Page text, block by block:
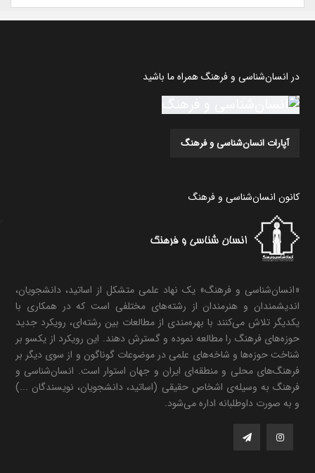
در انسان‌شناسی و فرهنگ همراه ما باشید
آپارات انسان‌شناسی و فرهنگ
کانون انسان‌شناسی و فرهنگ
«انسان‌شناسی و فرهنگ» یک نهاد علمی متشکل از اساتید، دانشجویان،
اندیشمندان و هنرمندان از رشته‌های مختلفی است که در همکاری با
یکدیگر تلاش می‌کنند با بهره‌مندی از مطالعات بین رشته‌ای، رویکرد جدید
حوزه‌های فرهنگ را مطالعه نموده و گسترش دهند. این رویکرد از یکسو بر
شناخت حوزه‌ها و شاخه‌های علمی در موضوعات گوناگون و از سوی دیگر بر
فرهنگ‌های محلی و منطقه‌ای ایران و جهان استوار است. انسان‌شناسی و
فرهنگ به وسیله‌ی اشخاص حقیقی (اساتید، دانشجویان، نویسندگان ...)
و به صورت داوطلبانه اداره می‌شود.